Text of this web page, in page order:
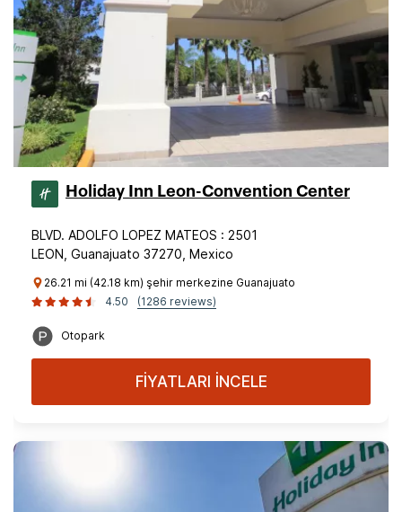
Holiday Inn Leon-Convention Center
BLVD. ADOLFO LOPEZ MATEOS : 2501
LEON, Guanajuato 37270, Mexico
26.21 mi (42.18 km) şehir merkezine Guanajuato
4.50
(1286 reviews)
Otopark
FİYATLARI İNCELE